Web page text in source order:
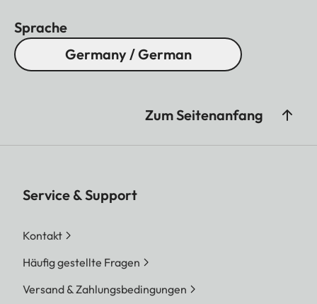
Sprache
Germany / German
Zum Seitenanfang
Service & Support
Kontakt
Häufig gestellte Fragen
Versand & Zahlungsbedingungen